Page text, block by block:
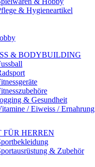
& Hygieneartikel
& BODYBUILDING
& Gesundheit
/ Eiweiss / Ernahrung
FÜR HERREN
& Zubehör